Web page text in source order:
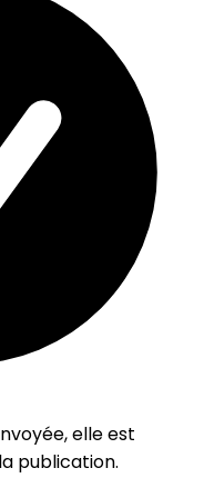
elle est
publication.